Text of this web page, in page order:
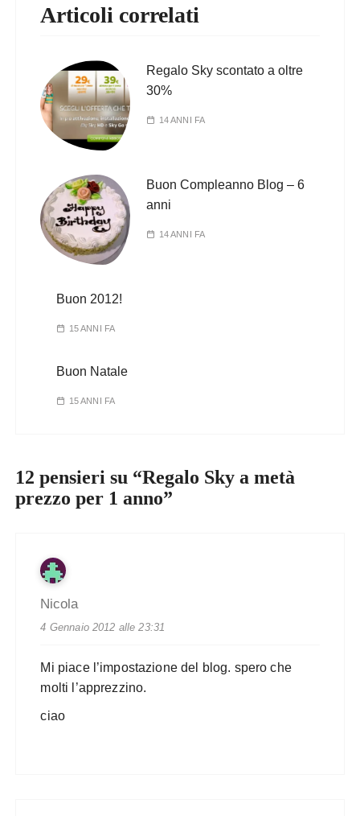
Articoli correlati
Regalo Sky scontato a oltre
30%
14 ANNI FA
Buon Compleanno Blog – 6
anni
14 ANNI FA
Buon 2012!
15 ANNI FA
Buon Natale
15 ANNI FA
12 pensieri su “Regalo Sky a metà
prezzo per 1 anno”
Nicola
4 Gennaio 2012 alle 23:31
Mi piace l’impostazione del blog. spero che
molti l’apprezzino.
ciao